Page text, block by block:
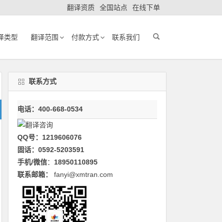
翻译资质 全国站点 在线下单
类型 翻译范围 付款方式 联系我们
联系方式
电话：400-668-0534
QQ号：1219606076
固话：0592-5203591
手机/微信： 18950110895
联系邮箱： fanyi@xmtran.com